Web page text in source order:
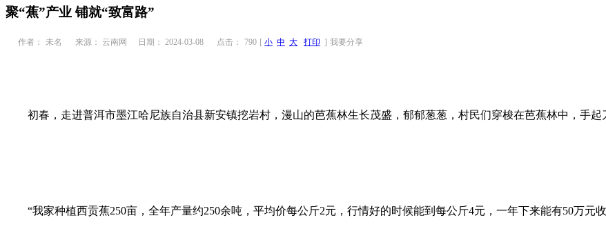
聚“蕉”产业 铺就“致富路”
作者： 未名 来源： 云南网 日期： 2024-03-08 点击： 790 [ 小 中 大 打印 ] 我要分享
初春，走进普洱市墨江哈尼族自治县新安镇挖岩村，漫山的芭蕉林生长茂盛，郁郁葱葱，村民们穿梭在芭蕉林中，手
“我家种植西贡蕉250亩，全年产量约250余吨，平均价每公斤2元，行情好的时候能到每公斤4元，一年下来能有50万元